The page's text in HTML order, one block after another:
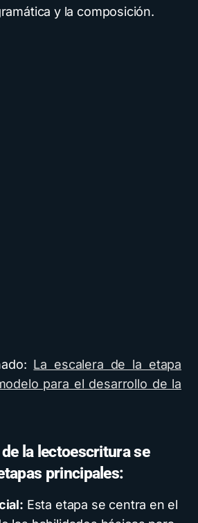
y la composición.
La escalera de la etapa
para el desarrollo de la
de la lectoescritura se
principales:
Esta etapa se centra en el